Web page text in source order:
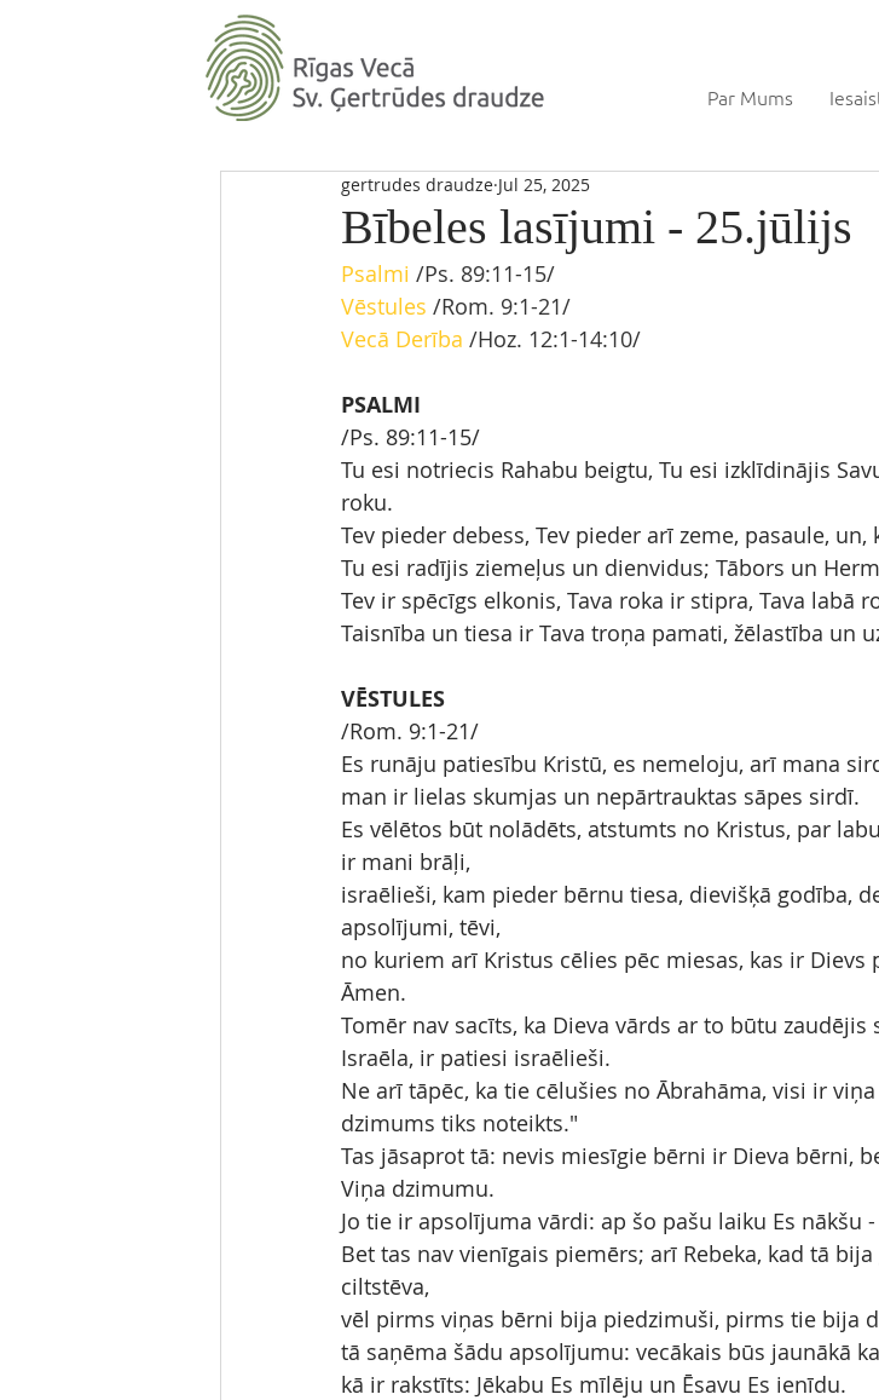
Par Mums
Bībeles lasījumi - 25.jūlijs
gertrudes draudze Jul 25, 2025
Psalmi /Ps. 89:11-15/
Vēstules /Rom. 9:1-21/
Vecā Derība /Hoz. 12:1-14:10/
PSALMI
/Ps. 89:11-15/
Tu esi notriecis Rahabu beigtu, Tu esi izklīdinājis
roku.
Tev pieder debess, Tev pieder arī zeme, pasaule,
Tu esi radījis ziemeļus un dienvidus; Tābors un
Tev ir spēcīgs elkonis, Tava roka ir stipra, Tava labā
Taisnība un tiesa ir Tava troņa pamati, žēlastība un
VĒSTULES
/Rom. 9:1-21/
Es runāju patiesību Kristū, es nemeloju, arī mana
man ir lielas skumjas un nepārtrauktas sāpes sirdī.
Es vēlētos būt nolādēts, atstumts no Kristus, par
ir mani brāļi,
israēlieši, kam pieder bērnu tiesa, dievišķā godība,
apsolījumi, tēvi,
no kuriem arī Kristus cēlies pēc miesas, kas ir
Āmen.
Tomēr nav sacīts, ka Dieva vārds ar to būtu zaudējis
Israēla, ir patiesi israēlieši.
Ne arī tāpēc, ka tie cēlušies no Ābrahāma, visi ir
dzimums tiks noteikts."
Tas jāsaprot tā: nevis miesīgie bērni ir Dieva bērni,
Viņa dzimumu.
Jo tie ir apsolījuma vārdi: ap šo pašu laiku Es nākšu
Bet tas nav vienīgais piemērs; arī Rebeka, kad tā
ciltstēva,
vēl pirms viņas bērni bija piedzimuši, pirms tie bija
tā saņēma šādu apsolījumu: vecākais būs jaunākā
kā ir rakstīts: Jēkabu Es mīlēju un Ēsavu Es ienīdu.